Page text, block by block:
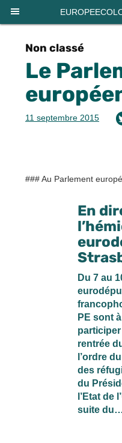
Non classé
Le
11 septembre 2015
### Au Parlement
En
Du 7 au
PE sont
rentrée
l’ordre
des
du
l’Etat de
suite